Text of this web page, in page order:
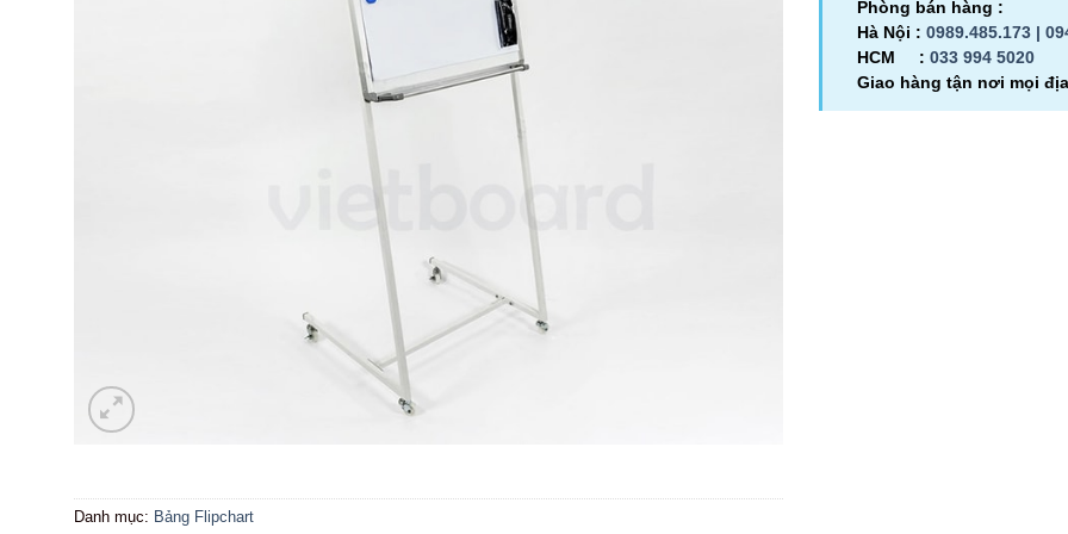
Danh mục: Bảng Flipchart
Phòng bán hàng :
Hà Nội : 0989.485.173 |
HCM : 033 994 5020
Giao hàng tận nơi mọi